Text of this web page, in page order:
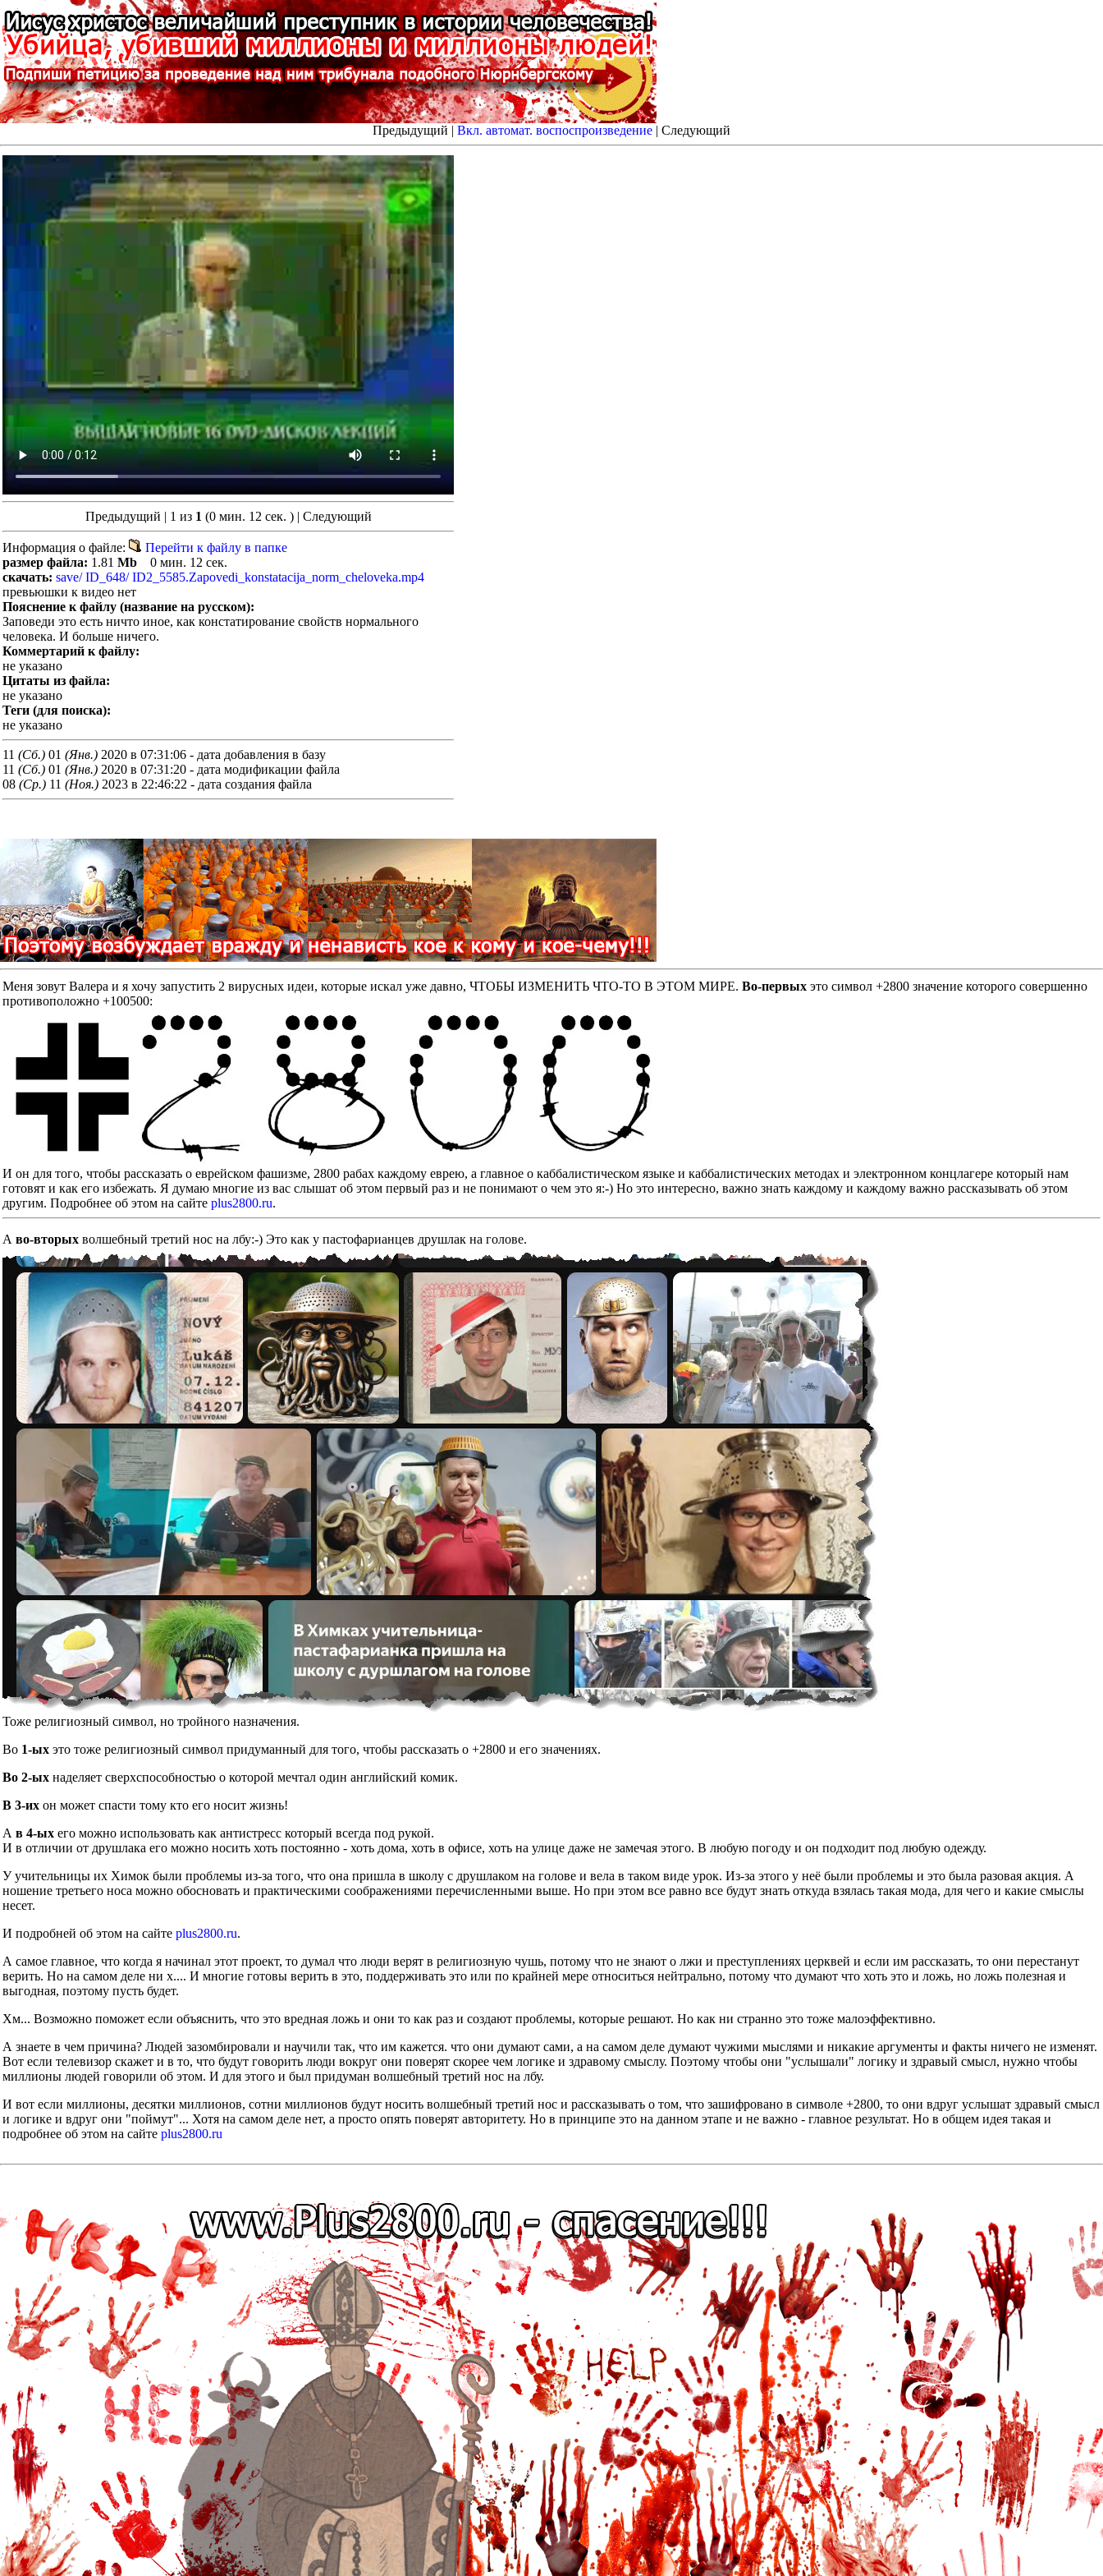
Предыдущий | Вкл. автомат. воспоспроизведение | Следующий
Предыдущий | 1 из 1 (0 мин. 12 сек. )| Следующий
Информация о файле:
Перейти к файлу в папке
размер файла: 1.81 Mb 0 мин. 12 сек.
скачать: save/ ID_648/ ID2_5585.Zapovedi_konstatacija_norm_cheloveka.mp4
превьюшки к видео нет
Пояснение к файлу (название на русском):
Заповеди это есть ничто иное, как констатирование свойств нормального
человека. И больше ничего.
Коммертарий к файлу:
не указано
Цитаты из файла:
не указано
Теги (для поиска):
не указано
11 (Cб.) 01 (Янв.) 2020 в 07:31:06 - дата добавления в базу
11 (Cб.) 01 (Янв.) 2020 в 07:31:20 - дата модификации файла
08 (Ср.) 11 (Ноя.) 2023 в 22:46:22 - дата создания файла
Меня зовут Валера и я хочу запустить 2 вирусных идеи, которые искал уже давно, ЧТОБЫ ИЗМЕНИТЬ ЧТО-ТО В ЭТОМ МИРЕ. Во-первых это символ +2800 значение которого совершенно
противоположно +100500:
И он для того, чтобы рассказать о еврейском фашизме, 2800 рабах каждому еврею, а главное о каббалистическом языке и каббалистических методах и электронном концлагере который нам
готовят и как его избежать. Я думаю многие из вас слышат об этом первый раз и не понимают о чем это я:-) Но это интересно, важно знать каждому и каждому важно рассказывать об этом
другим. Подробнее об этом на сайте plus2800.ru.
А во-вторых волшебный третий нос на лбу:-) Это как у пастофарианцев друшлак на голове.
Тоже религиозный символ, но тройного назначения.
Во 1-ых это тоже религиозный символ придуманный для того, чтобы рассказать о +2800 и его значениях.
Во 2-ых наделяет сверхспособностью о которой мечтал один английский комик.
В 3-их он может спасти тому кто его носит жизнь!
А в 4-ых его можно использовать как антистресс который всегда под рукой.
И в отличии от друшлака его можно носить хоть постоянно - хоть дома, хоть в офисе, хоть на улице даже не замечая этого. В любую погоду и он подходит под любую одежду.
У учительницы их Химок были проблемы из-за того, что она пришла в школу с друшлаком на голове и вела в таком виде урок. Из-за этого у неё были проблемы и это была разовая акция. А
ношение третьего носа можно обосновать и практическими соображениями перечисленными выше. Но при этом все равно все будут знать откуда взялась такая мода, для чего и какие смыслы
несет.
И подробней об этом на сайте plus2800.ru.
А самое главное, что когда я начинал этот проект, то думал что люди верят в религиозную чушь, потому что не знают о лжи и преступлениях церквей и если им рассказать, то они перестанут
верить. Но на самом деле ни х.... И многие готовы верить в это, поддерживать это или по крайней мере относиться нейтрально, потому что думают что хоть это и ложь, но ложь полезная и
выгодная, поэтому пусть будет.
Хм... Возможно поможет если объяснить, что это вредная ложь и они то как раз и создают проблемы, которые решают. Но как ни странно это тоже малоэффективно.
А знаете в чем причина? Людей зазомбировали и научили так, что им кажется. что они думают сами, а на самом деле думают чужими мыслями и никакие аргументы и факты ничего не изменят.
Вот если телевизор скажет и в то, что будут говорить люди вокруг они поверят скорее чем логике и здравому смыслу. Поэтому чтобы они "услышали" логику и здравый смысл, нужно чтобы
миллионы людей говорили об этом. И для этого и был придуман волшебный третий нос на лбу.
И вот если миллионы, десятки миллионов, сотни миллионов будут носить волшебный третий нос и рассказывать о том, что зашифровано в символе +2800, то они вдруг услышат здравый смысл
и логике и вдруг они "поймут"... Хотя на самом деле нет, а просто опять поверят авторитету. Но в принципе это на данном этапе и не важно - главное результат. Но в общем идея такая и
подробнее об этом на сайте plus2800.ru